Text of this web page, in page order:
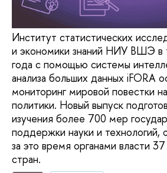
Институт статистических
и экономики знаний НИУ ВШЭ в
года с помощью системы
анализа больших данных iFORA
мониторинг мировой повестки
политики. Новый выпуск
изучения более 700 мер
поддержки науки и технологий,
за это время органами власти
стран.